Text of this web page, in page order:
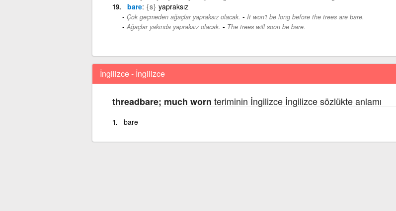
bare {s} yapraksız
Çok geçmeden ağaçlar yapraksız olacak. - It won't be long before the trees are bare.
Ağaçlar yakında yapraksız olacak. - The trees will soon be bare.
İngilizce - İngilizce
threadbare; much worn teriminin İngilizce İngilizce sözlükte anlamı
bare